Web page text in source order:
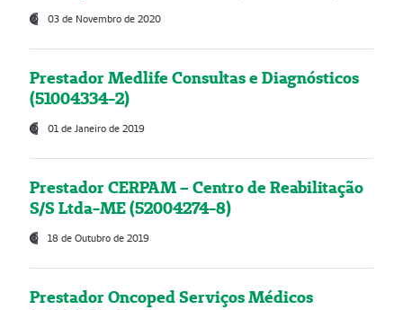
03 de Novembro de 2020
Prestador Medlife Consultas e Diagnósticos
(51004334-2)
01 de Janeiro de 2019
Prestador CERPAM – Centro de Reabilitação
S/S Ltda-ME (52004274-8)
18 de Outubro de 2019
Prestador Oncoped Serviços Médicos